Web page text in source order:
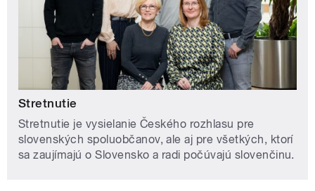
Stretnutie
Stretnutie je vysielanie Českého rozhlasu pre
slovenských spoluobčanov, ale aj pre všetkých, ktorí
sa zaujímajú o Slovensko a radi počúvajú slovenčinu.